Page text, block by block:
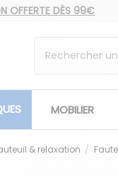
OFFERTE DÈS 99€
MOBILIER
& relaxation